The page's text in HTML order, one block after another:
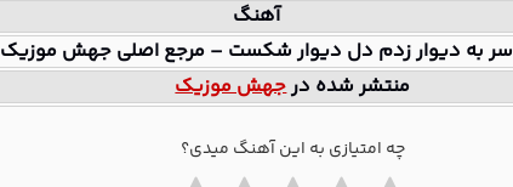
آهنگ
سر به دیوار زدم دل دیوار شکست – مرجع اصلی جهش موزیک
منتشر شده درجهش موزیک
چه امتیازی به این آهنگ میدی؟